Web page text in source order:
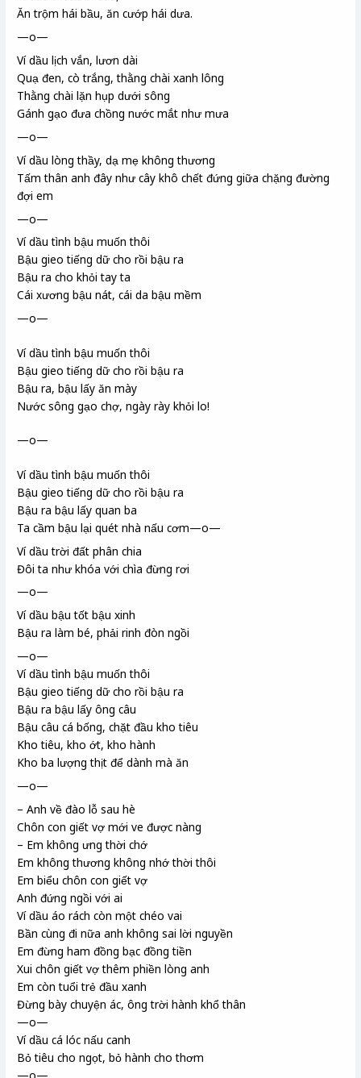
Ăn trộm hái bầu, ăn cướp hái dưa.
—o—
Ví dầu lịch vắn, lươn dài
Quạ đen, cò trắng, thằng chài xanh lông
Thằng chài lặn hụp dưới sông
Gánh gạo đưa chồng nước mắt như mưa
—o—
Ví dầu lòng thầy, dạ mẹ không thương
Tấm thân anh đây như cây khô chết đứng giữa chặng đường
đợi em
—o—
Ví dầu tình bậu muốn thôi
Bậu gieo tiếng dữ cho rồi bậu ra
Bậu ra cho khỏi tay ta
Cái xương bậu nát, cái da bậu mềm
—o—
Ví dầu tình bậu muốn thôi
Bậu gieo tiếng dữ cho rồi bậu ra
Bậu ra, bậu lấy ăn mày
Nước sông gạo chợ, ngày rày khỏi lo!
—o—
Ví dầu tình bậu muốn thôi
Bậu gieo tiếng dữ cho rồi bậu ra
Bậu ra bậu lấy quan ba
Ta cầm bậu lại quét nhà nấu cơm—o—
Ví dầu trời đất phân chia
Đôi ta như khóa với chìa đừng rơi
—o—
Ví dầu bậu tốt bậu xinh
Bậu ra làm bé, phải rinh đòn ngồi
—o—
Ví dầu tình bậu muốn thôi
Bậu gieo tiếng dữ cho rồi bậu ra
Bậu ra bậu lấy ông câu
Bậu câu cá bống, chặt đầu kho tiêu
Kho tiêu, kho ớt, kho hành
Kho ba lượng thịt để dành mà ăn
—o—
– Anh về đào lỗ sau hè
Chôn con giết vợ mới ve được nàng
– Em không ưng thời chớ
Em không thương không nhớ thời thôi
Em biểu chôn con giết vợ
Anh đứng ngồi với ai
Ví dầu áo rách còn một chéo vai
Bần cùng đi nữa anh không sai lời nguyền
Em đừng ham đồng bạc đồng tiền
Xui chôn giết vợ thêm phiền lòng anh
Em còn tuổi trẻ đầu xanh
Đừng bày chuyện ác, ông trời hành khổ thân
—o—
Ví dầu cá lóc nấu canh
Bỏ tiêu cho ngọt, bỏ hành cho thơm